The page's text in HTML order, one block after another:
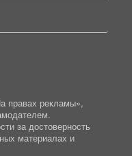
правах рекламы»,
за достоверность
материалах и